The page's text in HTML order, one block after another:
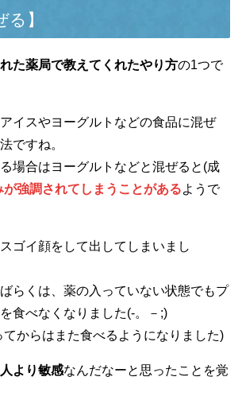
】
た薬局で教えてくれたやり方の1つで
イスやヨーグルトなどの食品に混ぜ
ですね。
場合はヨーグルトなどと混ぜると(成
が強調されてしまうことがあるようで
ゴイ顔をして出してしまいまし
らくは、薬の入っていない状態でもプ
食べなくなりました(-。－;)
てからはまた食べるようになりました)
より敏感なんだなーと思ったことを覚